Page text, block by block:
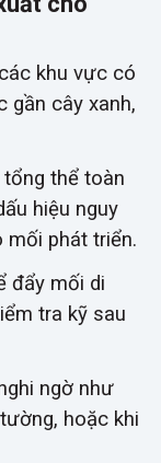
khu vực có
gần cây xanh,
thể toàn
hiệu nguy
phát triển.
đẩy mối di
tra kỹ sau
ngờ như
hoặc khi